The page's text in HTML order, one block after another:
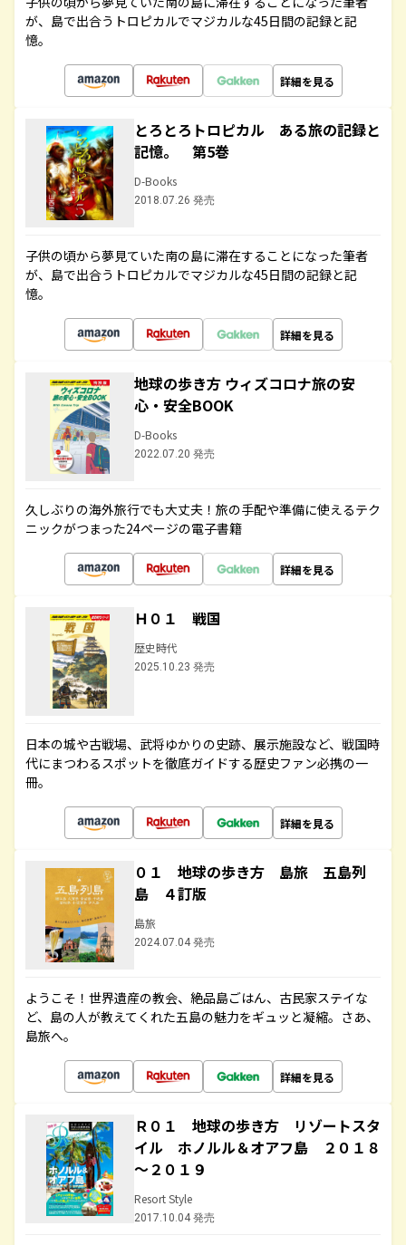
が、島で出合うトロピカルでマジカルな45日間の記録と記
憶。
詳細を見る
とろとろトロピカル ある旅の記録と
記憶。 第5巻
D-Books
2018.07.26 発売
子供の頃から夢見ていた南の島に滞在することになった筆者
が、島で出合うトロピカルでマジカルな45日間の記録と記
憶。
詳細を見る
地球の歩き方 ウィズコロナ旅の安
心・安全BOOK
D-Books
2022.07.20 発売
久しぶりの海外旅行でも大丈夫！旅の手配や準備に使えるテク
ニックがつまった24ページの電子書籍
詳細を見る
Ｈ０１ 戦国
歴史時代
2025.10.23 発売
日本の城や古戦場、武将ゆかりの史跡、展示施設など、戦国時
代にまつわるスポットを徹底ガイドする歴史ファン必携の一
冊。
詳細を見る
０１ 地球の歩き方 島旅 五島列
島 ４訂版
島旅
2024.07.04 発売
ようこそ！世界遺産の教会、絶品島ごはん、古民家ステイな
ど、島の人が教えてくれた五島の魅力をギュッと凝縮。さあ、
島旅へ。
詳細を見る
Ｒ０１ 地球の歩き方 リゾートスタ
イル ホノルル＆オアフ島 ２０１８
～２０１９
Resort Style
2017.10.04 発売